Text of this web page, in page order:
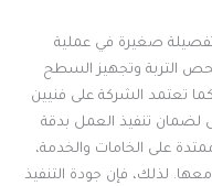
صغيرة في عملية
التربة وتجهيز السطح
تعتمد الشركة على فنيين
لضمان تنفيذ العمل بدقة
على الخامات والخدمة،
لذلك، فإن جودة التنفيذ